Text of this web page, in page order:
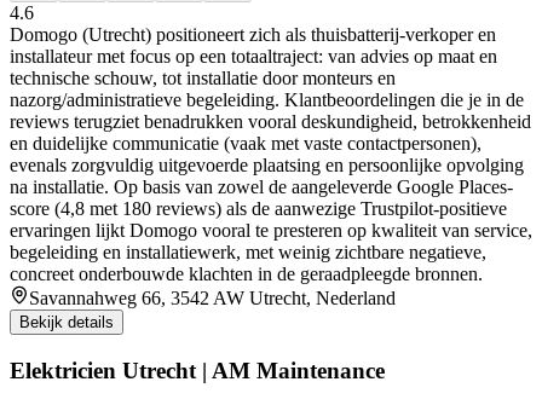
4.6
Domogo (Utrecht) positioneert zich als thuisbatterij-verkoper en
installateur met focus op een totaaltraject: van advies op maat en
technische schouw, tot installatie door monteurs en
nazorg/administratieve begeleiding. Klantbeoordelingen die je in de
reviews terugziet benadrukken vooral deskundigheid, betrokkenheid
en duidelijke communicatie (vaak met vaste contactpersonen),
evenals zorgvuldig uitgevoerde plaatsing en persoonlijke opvolging
na installatie. Op basis van zowel de aangeleverde Google Places-
score (4,8 met 180 reviews) als de aanwezige Trustpilot-positieve
ervaringen lijkt Domogo vooral te presteren op kwaliteit van service,
begeleiding en installatiewerk, met weinig zichtbare negatieve,
concreet onderbouwde klachten in de geraadpleegde bronnen.
Savannahweg 66, 3542 AW Utrecht, Nederland
Bekijk details
Elektricien Utrecht | AM Maintenance